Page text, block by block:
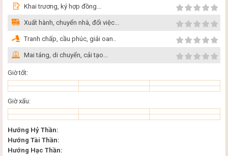
Khai trương, ký hợp đồng...
Xuất hành, chuyển nhà, đổi việc...
Tranh chấp, cầu phúc, giải oan..
Mai táng, di chuyển, cải tạo...
Giờ tốt:
Giờ xấu:
Hướng Hỷ Thần:
Hướng Tài Thần:
Hướng Hạc Thần: